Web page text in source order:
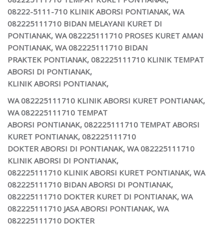
08222-5111-710 KLINIK ABORSI PONTIANAK, WA
082225111710 BIDAN MELAYANI KURET DI
PONTIANAK, WA 082225111710 PROSES KURET AMAN
PONTIANAK, WA 082225111710 BIDAN
PRAKTEK PONTIANAK, 082225111710 KLINIK TEMPAT
ABORSI DI PONTIANAK,
KLINIK ABORSI PONTIANAK,
WA 082225111710 KLINIK ABORSI KURET PONTIANAK,
WA 082225111710 TEMPAT
ABORSI PONTIANAK, 082225111710 TEMPAT ABORSI
KURET PONTIANAK, 082225111710
DOKTER ABORSI DI PONTIANAK, WA 082225111710
KLINIK ABORSI DI PONTIANAK,
082225111710 KLINIK ABORSI KURET PONTIANAK, WA
082225111710 BIDAN ABORSI DI PONTIANAK,
082225111710 DOKTER KURET DI PONTIANAK, WA
082225111710 JASA ABORSI PONTIANAK, WA
082225111710 DOKTER